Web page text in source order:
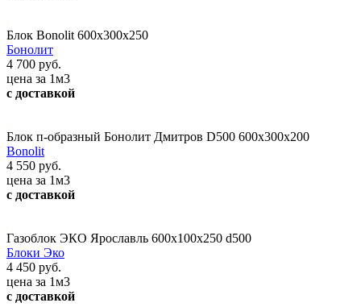
Блок Bonolit 600x300x250
Бонолит
4 700 руб.
цена за 1м3
с доставкой
Блок п-образный Бонолит Дмитров D500 600х300х200
Bonolit
4 550 руб.
цена за 1м3
с доставкой
Газоблок ЭКО Ярославль 600х100х250 d500
Блоки Эко
4 450 руб.
цена за 1м3
с доставкой